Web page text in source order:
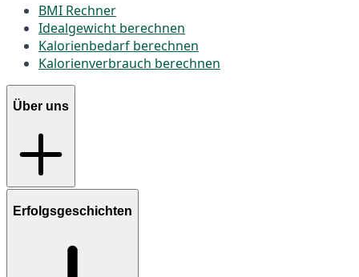
BMI Rechner
Idealgewicht berechnen
Kalorienbedarf berechnen
Kalorienverbrauch berechnen
Über uns
Erfolgsgeschichten